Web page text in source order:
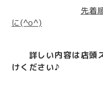
先着
に(^o^)
詳しい内容は店頭
けください♪